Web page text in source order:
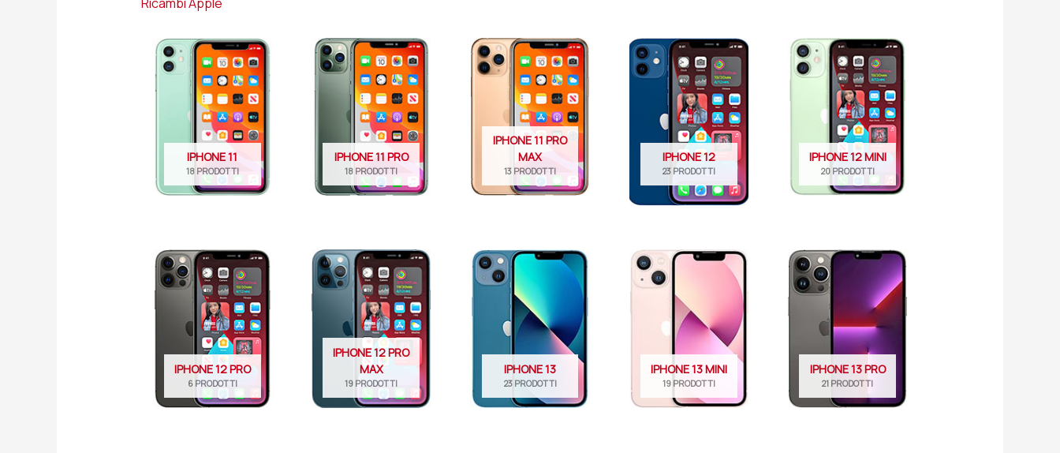
IPHONE 11
18 PRODOTTI
IPHONE 11 PRO
18 PRODOTTI
IPHONE 11 PRO
MAX
13 PRODOTTI
IPHONE 12
23 PRODOTTI
IPHONE 12 MINI
20 PRODOTTI
IPHONE 12 PRO
6 PRODOTTI
IPHONE 12 PRO
MAX
19 PRODOTTI
IPHONE 13
23 PRODOTTI
IPHONE 13 MINI
19 PRODOTTI
IPHONE 13 PRO
21 PRODOTTI